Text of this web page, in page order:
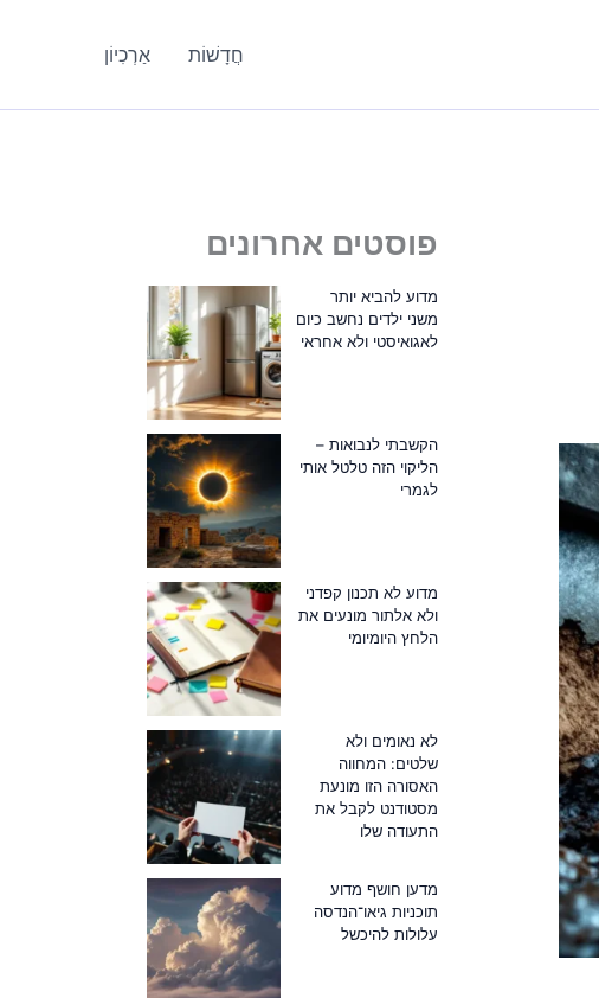
חֲדָשׁוֹת אַרְכִיוֹן
פוסטים אחרונים
מדוע להביא יותר
משני ילדים נחשב כיום
לאגואיסטי ולא אחראי
הקשבתי לנבואות –
הליקוי הזה טלטל אותי
לגמרי
מדוע לא תכנון קפדני
ולא אלתור מונעים את
הלחץ היומיומי
לא נאומים ולא
שלטים: המחווה
האסורה הזו מונעת
מסטודנט לקבל את
התעודה שלו
מדען חושף מדוע
תוכניות גיאו־הנדסה
עלולות להיכשל